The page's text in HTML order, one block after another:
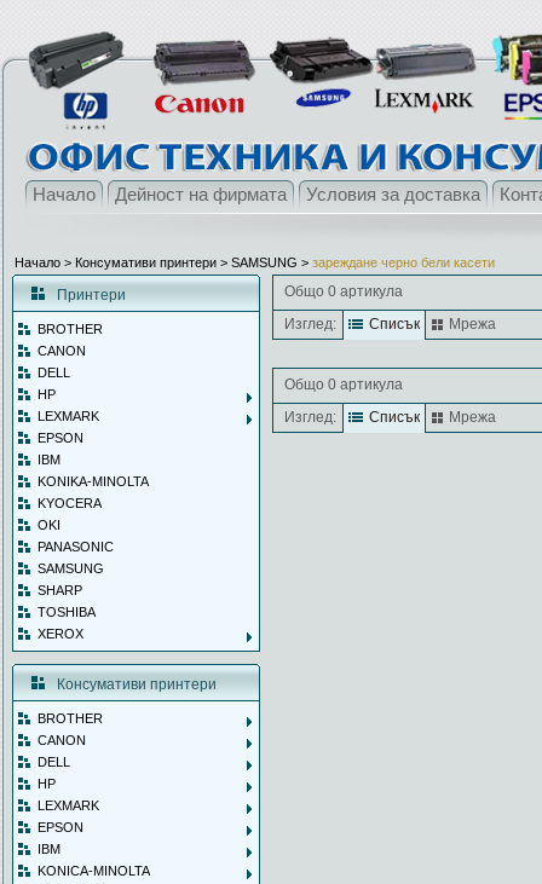
Начало Дейност на фирмата Условия за доставка
Начало > Консумативи принтери > SAMSUNG > зареждане черно бели касети
Принтери
BROTHER
CANON
DELL
HP
LEXMARK
EPSON
IBM
KONIKA-MINOLTA
KYOCERA
OKI
PANASONIC
SAMSUNG
SHARP
TOSHIBA
XEROX
Консумативи принтери
BROTHER
CANON
DELL
HP
LEXMARK
EPSON
IBM
KONICA-MINOLTA
Общо 0 артикула
Изглед:
Списък Мрежа
Общо 0 артикула
Изглед:
Списък Мрежа